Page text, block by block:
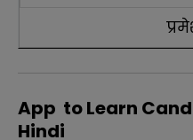
App to Learn
Hindi